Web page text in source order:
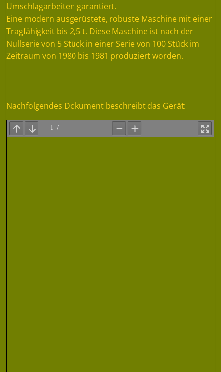
Umschlagarbeiten garantiert.
Eine modern ausgerüstete, robuste Maschine mit einer
Tragfähigkeit bis 2,5 t. Diese Maschine ist nach der
Nullserie von 5 Stück in einer Serie von 100 Stück im
Zeitraum von 1980 bis 1981 produziert worden.
Nachfolgendes Dokument beschreibt das Gerät: